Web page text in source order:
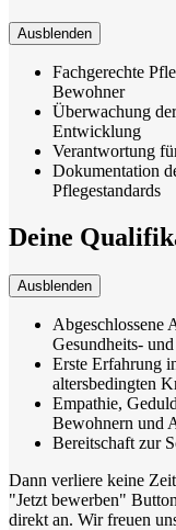
Ausblenden
Fachgerechte
Bewohner
Überwachung
Entwicklung
Verantwortung
Dokumentation
Pflegestandards
Deine
Ausblenden
Abgeschlossene
Gesundheits-
Erste Erfahrung
altersbedingten
Empathie,
Bewohnern und
Bereitschaft zur
Dann verliere keine
"Jetzt bewerben"
direkt an. Wir freuen